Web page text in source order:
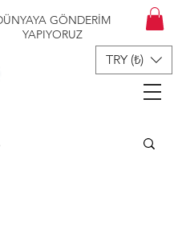
GÖNDERİM
YAPIYORUZ
TRY (₺)